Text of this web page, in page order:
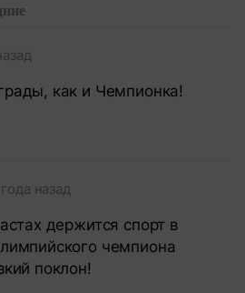
как и Чемпионка!
назад
держится спорт в
чемпиона
поклон!